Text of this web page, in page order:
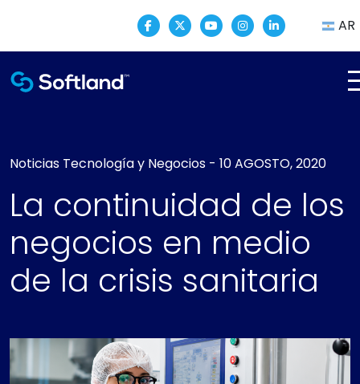
AR
Noticias Tecnología y Negocios - 10 AGOSTO, 2020
La continuidad de los
negocios en medio
de la crisis sanitaria